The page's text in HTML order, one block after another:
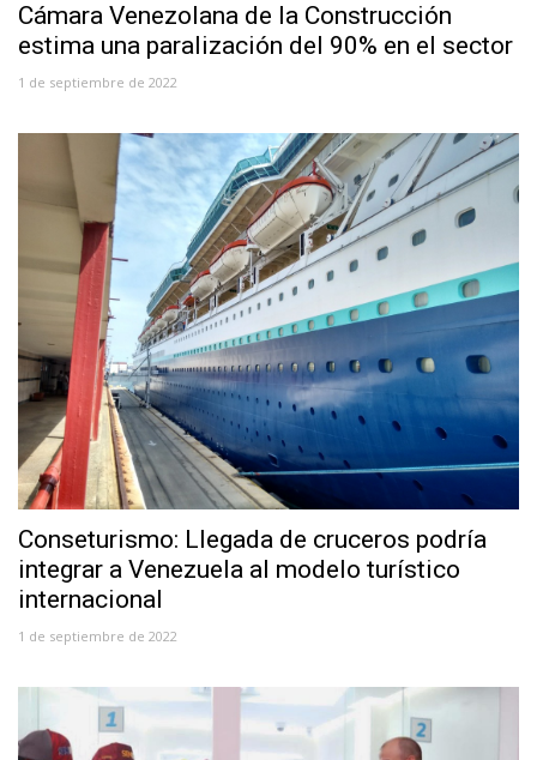
Cámara Venezolana de la Construcción
estima una paralización del 90% en el sector
1 de septiembre de 2022
Conseturismo: Llegada de cruceros podría
integrar a Venezuela al modelo turístico
internacional
1 de septiembre de 2022